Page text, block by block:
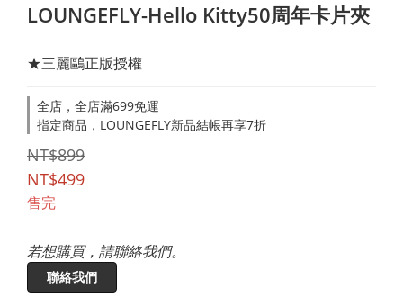
LOUNGEFLY-Hello Kitty50周年卡片夾
★三麗鷗正版授權
全店，全店滿699免運
指定商品，LOUNGEFLY新品結帳再享7折
NT$899
NT$499
售完
若想購買，請聯絡我們。
聯絡我們